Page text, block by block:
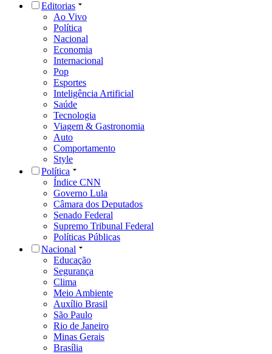
Editorias
Ao Vivo
Política
Nacional
Economia
Internacional
Pop
Esportes
Inteligência Artificial
Saúde
Tecnologia
Viagem & Gastronomia
Auto
Comportamento
Style
Política
Índice CNN
Governo Lula
Câmara dos Deputados
Senado Federal
Supremo Tribunal Federal
Políticas Públicas
Nacional
Educação
Segurança
Clima
Meio Ambiente
Auxílio Brasil
São Paulo
Rio de Janeiro
Minas Gerais
Brasília